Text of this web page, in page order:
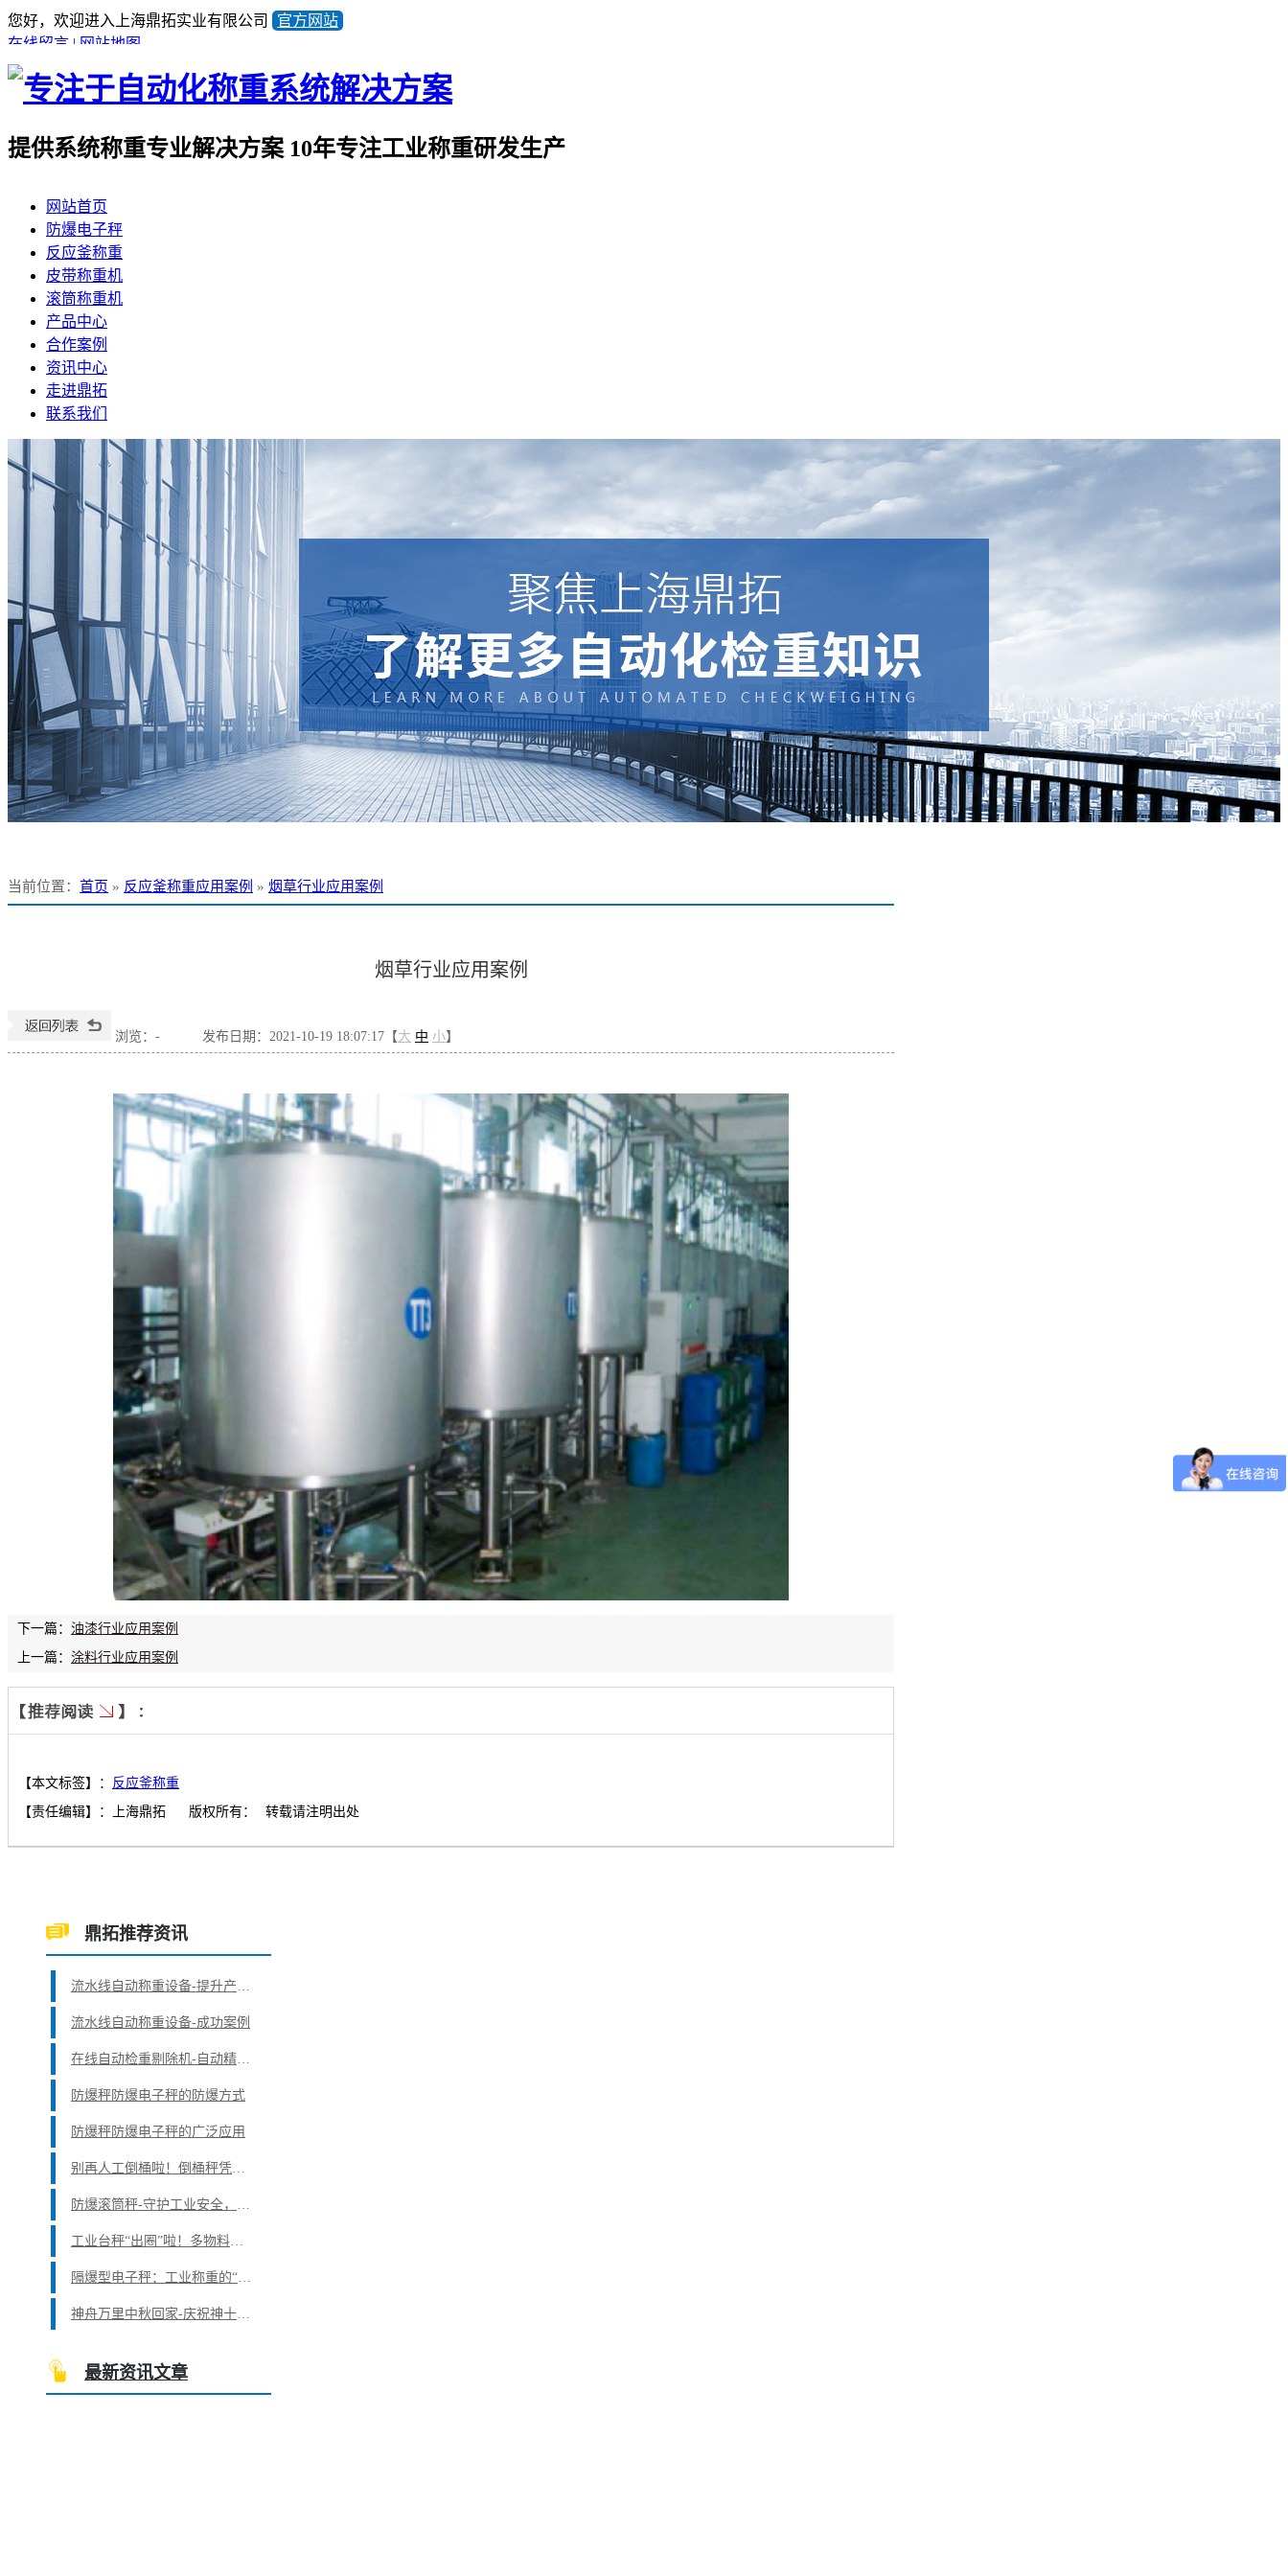
您好，欢迎进入上海鼎拓实业有限公司
官方网站
在线留言 | 网站地图
提供系统称重专业解决方案 10年专注工业称重研发生产
全国咨询热线
021-57676453
产品顾问蒋小姐
13641981733
网站首页
防爆电子秤
反应釜称重
皮带称重机
滚筒称重机
产品中心
合作案例
资讯中心
走进鼎拓
联系我们
当前位置： 首页 » 反应釜称重应用案例 » 烟草行业应用案例
烟草行业应用案例
浏览： - 发布日期：2021-10-19 18:07:17【大 中 小】
下一篇： 油漆行业应用案例
上一篇： 涂料行业应用案例
【本文标签】： 反应釜称重
【责任编辑】：
上海鼎拓 版权所有： 转载请注明出处
鼎拓推荐资讯
流水线自动称重设备-提升产品合格率
流水线自动称重设备-成功案例
在线自动检重剔除机-自动精准计数与称重
防爆秤防爆电子秤的防爆方式
防爆秤防爆电子秤的广泛应用
别再人工倒桶啦！倒桶秤凭五大优点，成工业生产的“香饽饽”
防爆滚筒秤-守护工业安全，提升生产效率
工业台秤“出圈”啦！多物料配料难题它是这样轻松搞定的
隔爆型电子秤：工业称重的“安全卫士”
神舟万里中秋回家-庆祝神十二返回地球
最新资讯文章